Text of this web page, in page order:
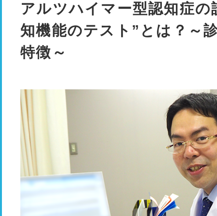
アルツハイマー型認知症
知機能のテスト”とは？～
特徴～